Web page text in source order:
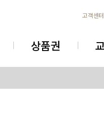
고객센터
상품권